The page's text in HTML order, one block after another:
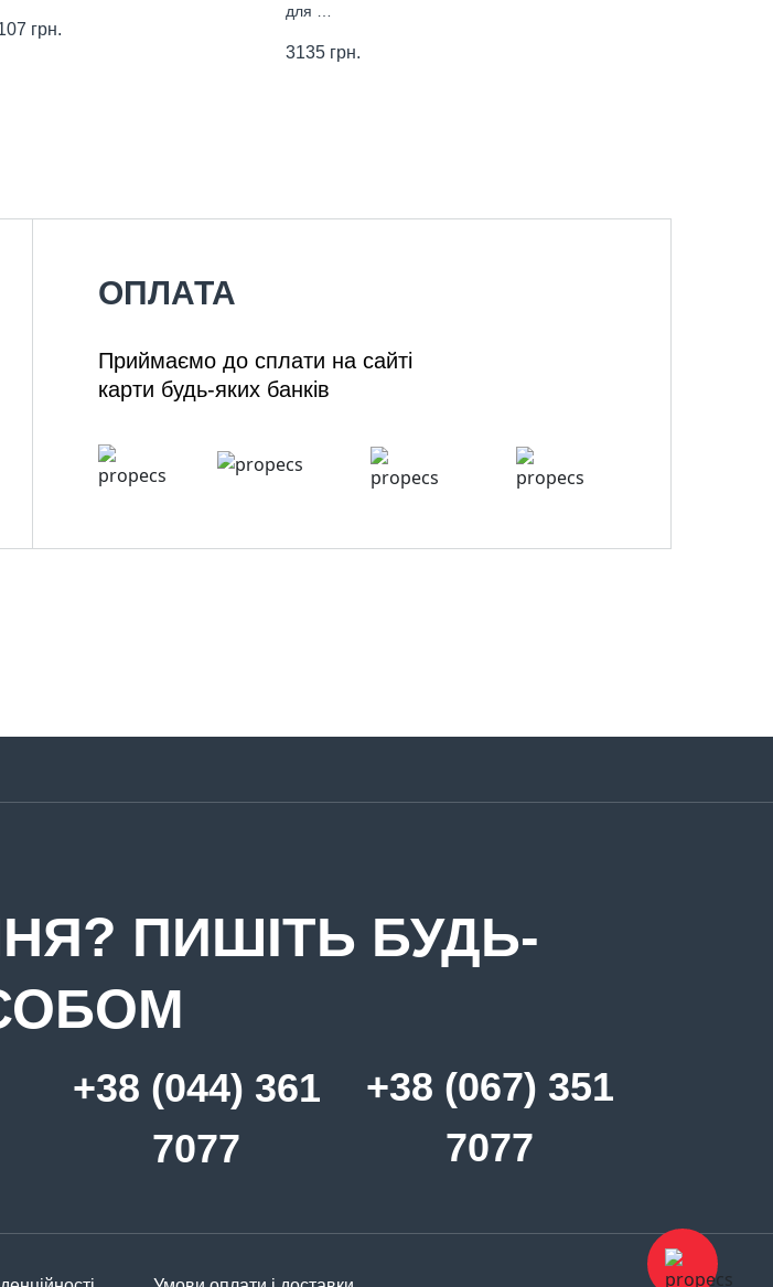
грн.
для …
3135 грн.
ОПЛАТА
Приймаємо до сплати на сайті
карти будь-яких банків
ПИШІТЬ БУДЬ-
+38 (044) 361
7077
+38 (067) 351
7077